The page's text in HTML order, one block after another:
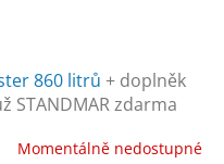
860 litrů + doplněk
STANDMAR zdarma
Momentálně nedostupné